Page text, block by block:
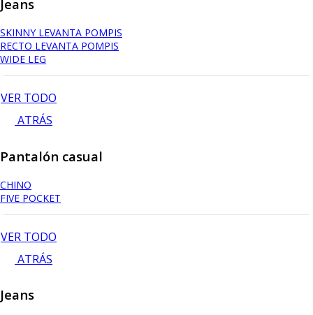
Jeans
SKINNY LEVANTA POMPIS
RECTO LEVANTA POMPIS
WIDE LEG
VER TODO
ATRÁS
Pantalón casual
CHINO
FIVE POCKET
VER TODO
ATRÁS
Jeans